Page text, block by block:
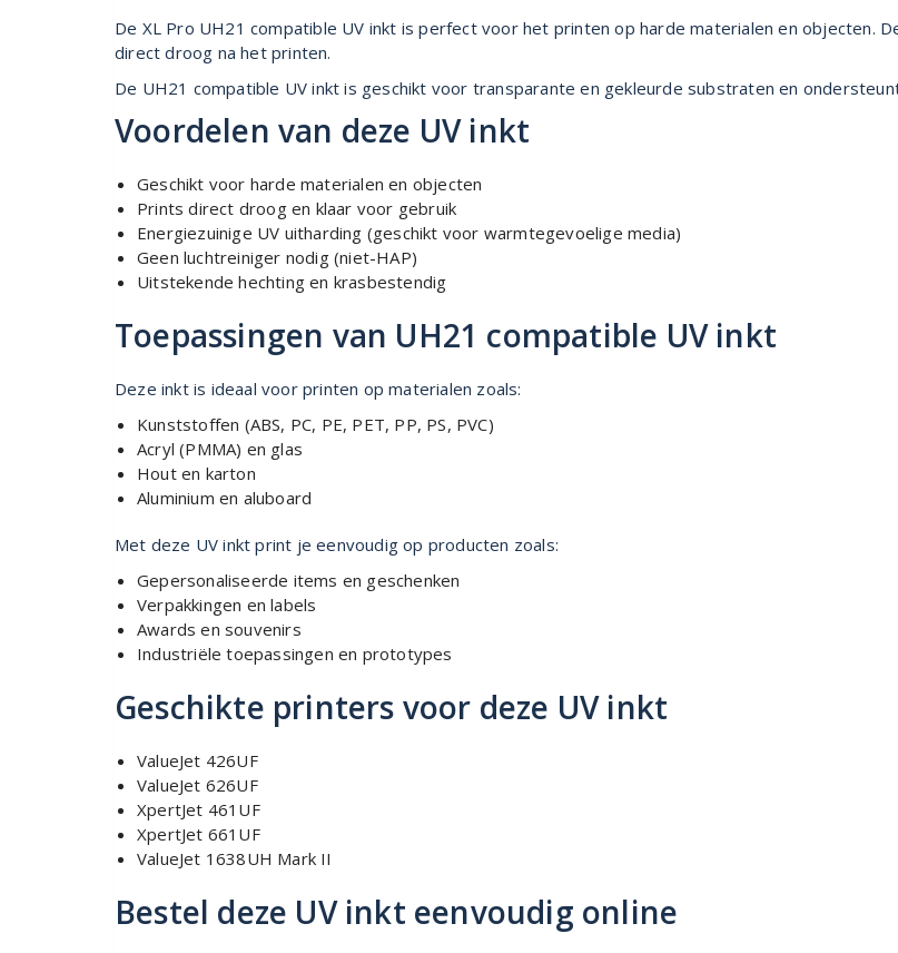
De XL Pro UH21 compatible UV inkt is perfect voor het printen op harde materialen en objecten.
direct droog na het printen.
De UH21 compatible UV inkt is geschikt voor transparante en gekleurde substraten en
Voordelen van deze UV inkt
Geschikt voor harde materialen en objecten
Prints direct droog en klaar voor gebruik
Energiezuinige UV uitharding (geschikt voor warmtegevoelige media)
Geen luchtreiniger nodig (niet-HAP)
Uitstekende hechting en krasbestendig
Toepassingen van UH21 compatible UV inkt
Deze inkt is ideaal voor printen op materialen zoals:
Kunststoffen (ABS, PC, PE, PET, PP, PS, PVC)
Acryl (PMMA) en glas
Hout en karton
Aluminium en aluboard
Met deze UV inkt print je eenvoudig op producten zoals:
Gepersonaliseerde items en geschenken
Verpakkingen en labels
Awards en souvenirs
Industriële toepassingen en prototypes
Geschikte printers voor deze UV inkt
ValueJet 426UF
ValueJet 626UF
XpertJet 461UF
XpertJet 661UF
ValueJet 1638UH Mark II
Bestel deze UV inkt eenvoudig online